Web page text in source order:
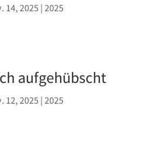
14, 2025 |2025
aufgehübscht
12, 2025 |2025